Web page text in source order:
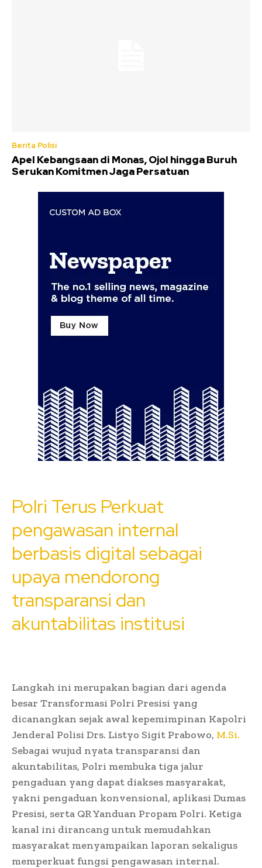
Berita Polisi
Apel Kebangsaan di Monas, Ojol hingga Buruh
Serukan Komitmen Jaga Persatuan
Polri Terus Perkuat
pengawasan internal
berbasis digital sebagai
upaya mendorong
transparansi dan
akuntabilitas institusi
Langkah ini merupakan bagian dari agenda
besar Transformasi Polri Presisi yang
dicanangkan sejak awal kepemimpinan Kapolri
Jenderal Polisi Drs. Listyo Sigit Prabowo, M.Si.
Sebagai wujud nyata transparansi dan
akuntabilitas, Polri membuka tiga jalur
pengaduan yang dapat diakses masyarakat,
yakni pengaduan konvensional, aplikasi Dumas
Presisi, serta QR Yanduan Propam Polri. Ketiga
kanal ini dirancang untuk memudahkan
masyarakat menyampaikan laporan sekaligus
memperkuat fungsi pengawasan internal.